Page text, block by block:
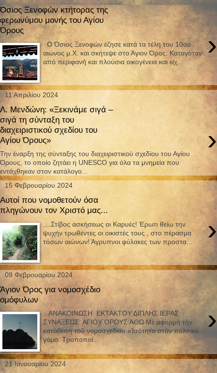
Όσιος Ξενοφών κτήτορας της
φερωνύμου μονής του Αγίου
Όρους
›
Ο Όσιος Ξενοφών έζησε κατά τα τέλη του 10ου
αιώνος μ.Χ. και σκήτεψε στο Άγιον Όρος. Καταγόταν
από περιφανή και πλούσια οικογένεια και είχ...
11 Απριλίου 2024
Λ. Μενδώνη: «Ξεκινάμε σιγά –
σιγά τη σύνταξη του
διαχειριστικού σχεδίου του
Αγίου Όρους»
›
Την έναρξη της σύνταξης του διαχειριστικού σχεδίου του Αγίου
Όρους, το οποίο ζητάει η UNESCO για όλα τα μνημεία που
εντάχθηκαν στον κατάλογο...
15 Φεβρουαρίου 2024
Αυτοί που νομοθετούν όσα
πληγώνουν τον Χριστό μας...
›
....Στίβος ασκήσεως οι Καρυές! Έρωτι θείω την
ψυχήν τρωθέντες οι οικιστές τους , στο πέρασμα
τόσων αιώνων! Άγρυπνοι φύλακες των προστα...
09 Φεβρουαρίου 2024
Άγιον Όρος για νομοσχέδιο
ομόφυλων
›
ΑΝΑΚΟΙΝΩΣΗ ΕΚΤΑΚΤΟΥ ΔΙΠΛΗΣ ΙΕΡΑΣ
ΣΥΝΑΞΕΩΣ ΑΓΙΟΥ ΟΡΟΥΣ ΑΘΩ Μὲ ἀφορμὴ τὴν
κατάθεση τοῦ νομοσχεδίου «Ἰσότητα στὸν πολιτικὸ
γάμο. Τροποποί...
21 Ιανουαρίου 2024